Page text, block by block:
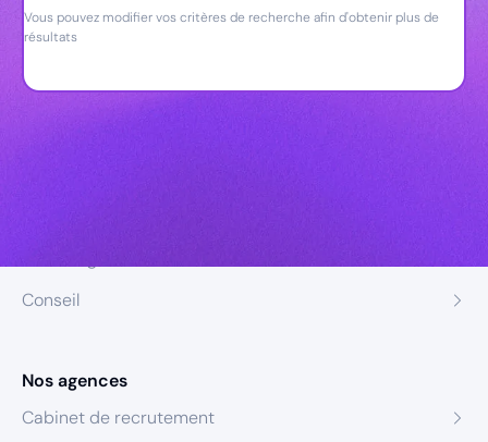
Vous pouvez modifier vos critères de recherche afin d'obtenir plus de
résultats
Conseil
Nos agences
Cabinet de recrutement